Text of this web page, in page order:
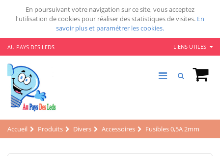
En poursuivant votre navigation sur ce site, vous acceptez
l'utilisation de cookies pour réaliser des statistiques de visites. En
savoir plus et paramétrer les cookies.
AU PAYS DES LEDS LIENS UTILES
Accueil Produits Divers Accessoires Fusibles 0,5A 2mm